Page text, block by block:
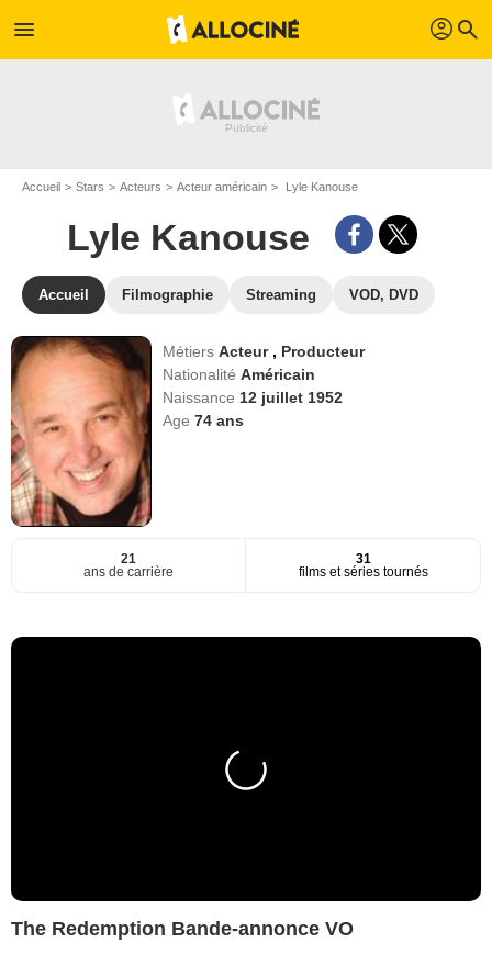
menu profil search
Accueil Stars Acteurs Acteur américain Lyle Kanouse
Lyle Kanouse
Accueil Filmographie Streaming VOD, DVD
MétiersActeur , Producteur
NationalitéAméricain
Naissance 12 juillet 1952
Age74 ans
21
ans de carrière
31
films et séries tournés
The Redemption Bande-annonce VO